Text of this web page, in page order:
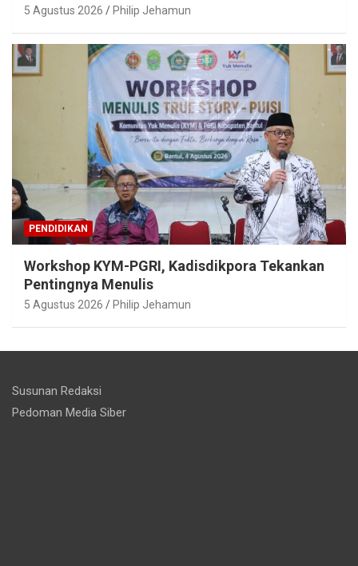
5 Agustus 2026 Philip Jehamun
PENDIDIKAN
Workshop KYM-PGRI, Kadisdikpora Tekankan
Pentingnya Menulis
5 Agustus 2026 Philip Jehamun
Susunan Redaksi
Pedoman Media Siber